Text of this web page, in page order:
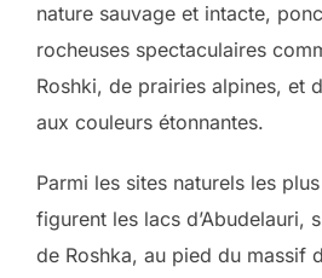
nature sauvage et intacte,
rocheuses spectaculaires
Roshki, de prairies alpines, et
aux couleurs étonnantes.
Parmi les sites naturels les
figurent les lacs d’Abudelauri,
de Roshka, au pied du massif